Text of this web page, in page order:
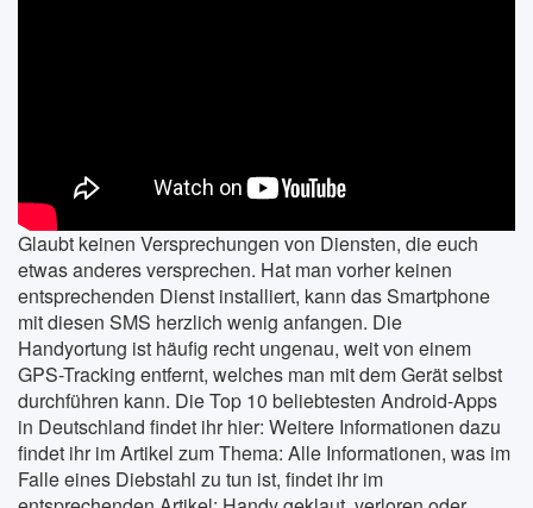
Glaubt keinen Versprechungen von Diensten, die euch
etwas anderes versprechen. Hat man vorher keinen
entsprechenden Dienst installiert, kann das Smartphone
mit diesen SMS herzlich wenig anfangen. Die
Handyortung ist häufig recht ungenau, weit von einem
GPS-Tracking entfernt, welches man mit dem Gerät selbst
durchführen kann. Die Top 10 beliebtesten Android-Apps
in Deutschland findet ihr hier: Weitere Informationen dazu
findet ihr im Artikel zum Thema: Alle Informationen, was im
Falle eines Diebstahl zu tun ist, findet ihr im